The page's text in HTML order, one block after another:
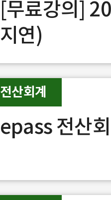
[무료강의]
지연)
epass 전산
전산회계